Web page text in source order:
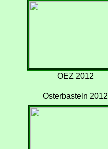
OEZ 2012
Osterbasteln 2012